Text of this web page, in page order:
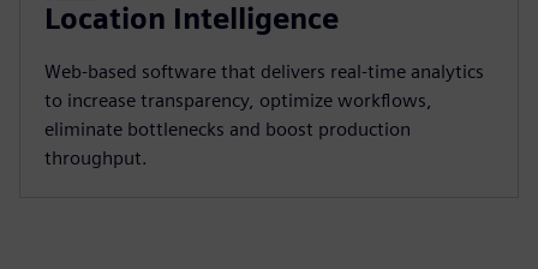
Location Intelligence
Web-based software that delivers real-time analytics
to increase transparency, optimize workflows,
eliminate bottlenecks and boost production
throughput.